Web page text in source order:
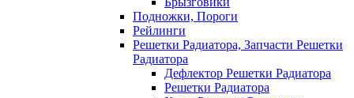
Подножки, Пороги
Рейлинги
Решетки Радиатора, Запчасти Решетки
Радиатора
Дефлектор Решетки Радиатора
Решетки Радиатора